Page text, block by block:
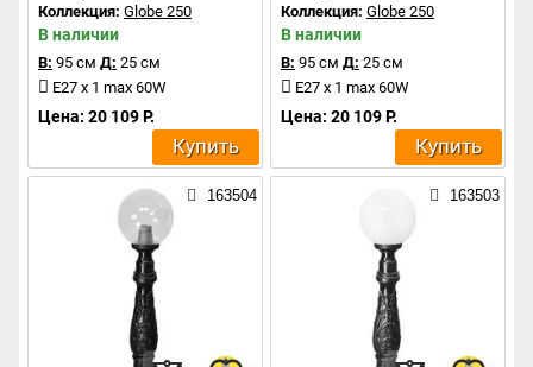
Коллекция: Globe 250
В наличии
В: 95 см Д: 25 см
E27 x 1 max 60W
Цена: 20 109 Р.
Купить
Коллекция: Globe 250
В наличии
В: 95 см Д: 25 см
E27 x 1 max 60W
Цена: 20 109 Р.
Купить
163504 163503